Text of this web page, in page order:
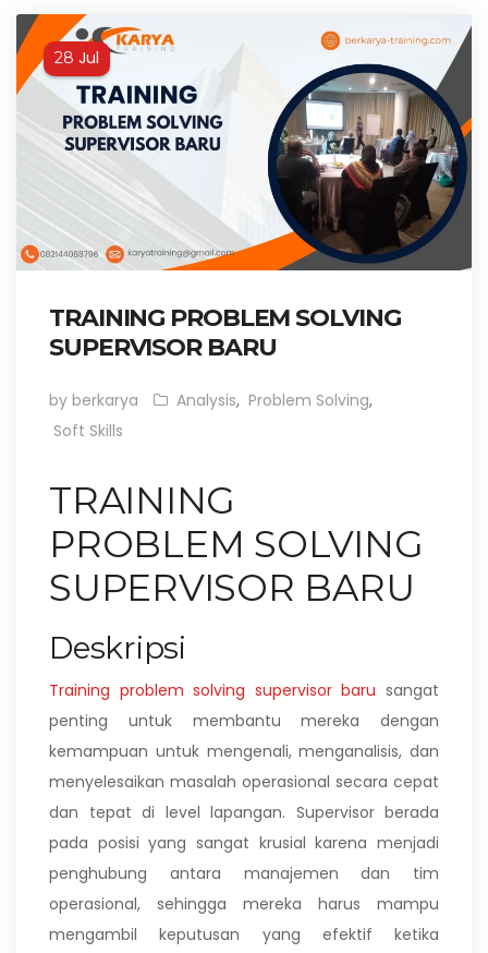
28 Jul
TRAINING PROBLEM SOLVING
SUPERVISOR BARU
by berkarya Analysis, Problem Solving,
Soft Skills
TRAINING
PROBLEM SOLVING
SUPERVISOR BARU
Deskripsi
Training problem solving supervisor baru sangat
penting untuk membantu mereka dengan
kemampuan untuk mengenali, menganalisis, dan
menyelesaikan masalah operasional secara cepat
dan tepat di level lapangan. Supervisor berada
pada posisi yang sangat krusial karena menjadi
penghubung antara manajemen dan tim
operasional, sehingga mereka harus mampu
mengambil keputusan yang efektif ketika